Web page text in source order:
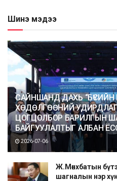
Шинэ мэдээ
САЙНШАНД ДАХЬ
ХӨДӨЛГӨӨНИЙ
ЦОГЦОЛБОР БАРИЛГЫН
БАЙГУУЛАЛТЫГ АЛБАН
2026-07-06
Ж.Мөнхбатын
шагналын нэр